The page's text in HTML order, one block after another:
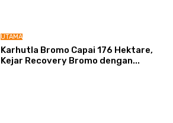
UTAMA
Karhutla Bromo Capai 176 Hektare,
Kejar Recovery Bromo dengan...